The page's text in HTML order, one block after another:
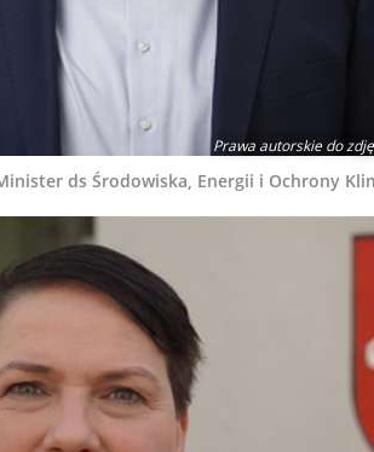
Prawa autorskie do
ds Środowiska, Energii i Ochrony